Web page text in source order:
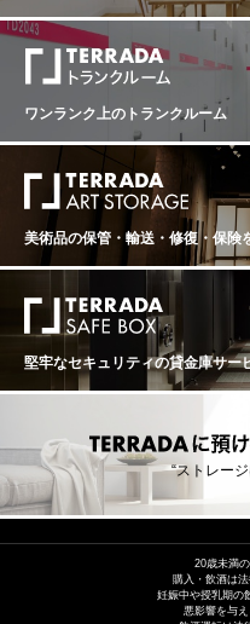
ワンランク上のトランクルーム
美術品の保管・輸送・修復・保険
堅牢なセキュリティの貸金庫サー
“ストレー
20歳未満
購入・飲酒は法
妊娠中や授乳期の
悪影響を与え